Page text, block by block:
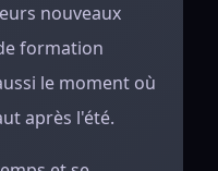
nouveaux
formation
le moment où
après l'été.